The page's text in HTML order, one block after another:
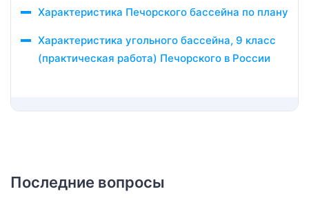
Характеристика Печорского бассейна по плану
Характеристика угольного бассейна, 9 класс
(практическая работа) Печорского в России
Последние вопросы